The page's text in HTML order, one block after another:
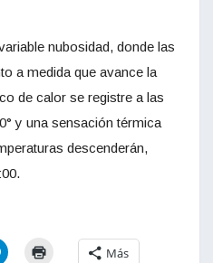
nubosidad, donde las
a medida que avance la
de calor se registre a las
y una sensación térmica
descenderán,
Más